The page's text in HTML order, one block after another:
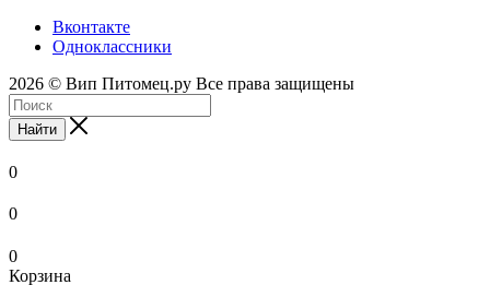
Вконтакте
Одноклассники
2026 © Вип Питомец.ру Все права защищены
Найти
0
0
0
Корзина